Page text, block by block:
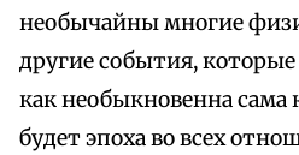
необычайны многие
другие события, которые
как необыкновенна сама
будет эпоха во всех